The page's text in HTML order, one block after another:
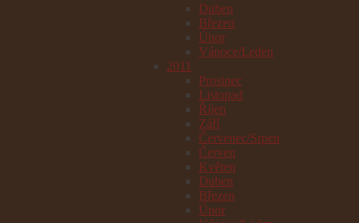
Duben
Březen
Únor
Vánoce/Leden
2011
Prosinec
Listopad
Říjen
Září
Červenec/Srpen
Červen
Květen
Duben
Březen
Únor